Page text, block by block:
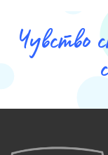
Чувство